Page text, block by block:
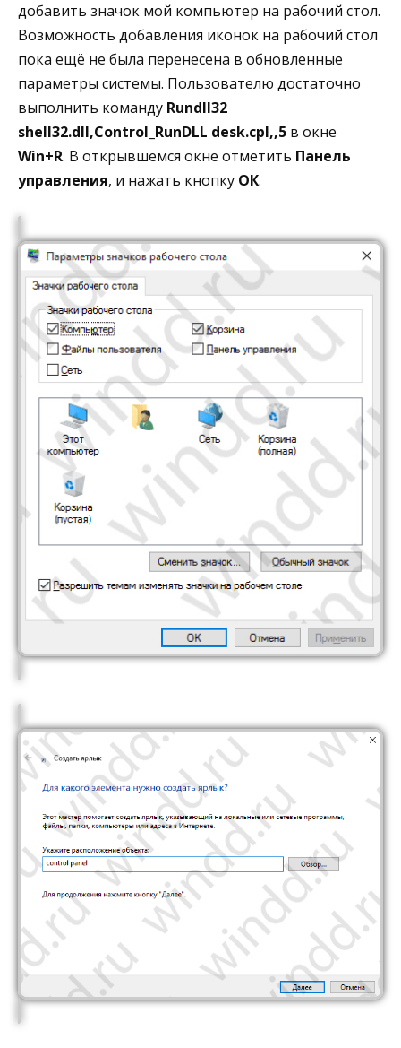
добавить значок мой компьютер на рабочий стол.
Возможность добавления иконок на рабочий стол
пока ещё не была перенесена в обновленные
параметры системы. Пользователю достаточно
выполнить команду Rundll32
shell32.dll,Control_RunDLL desk.cpl,,5 в окне
Win+R. В открывшемся окне отметить Панель
управления, и нажать кнопку ОК.